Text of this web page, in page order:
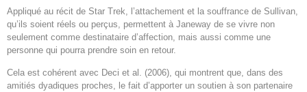
Appliqué au récit de Star Trek, l’attachement et la souffrance de Sullivan,
qu’ils soient réels ou perçus, permettent à Janeway de se vivre non
seulement comme destinataire d’affection, mais aussi comme une
personne qui pourra prendre soin en retour.
Cela est cohérent avec Deci et al. (2006), qui montrent que, dans des
amitiés dyadiques proches, le fait d’apporter un soutien à son partenaire